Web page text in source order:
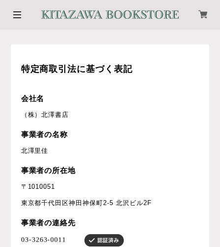
特定商取引法に基づく表記
会社名
（株）北澤書店
事業者の名称
北澤里佳
事業者の所在地
〒1010051
東京都千代田区神田神保町2-5 北沢ビル2F
事業者の連絡先